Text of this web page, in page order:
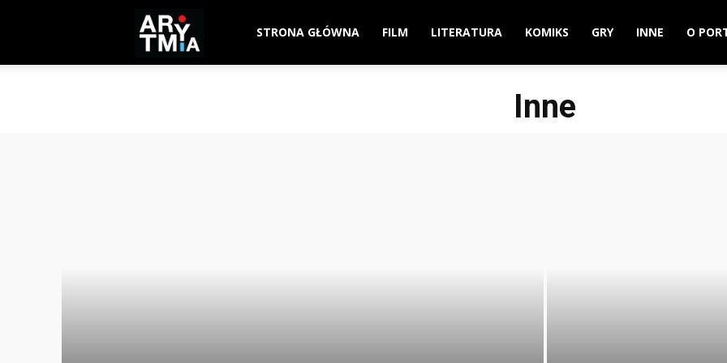
arytmia.eu
STRONA GŁÓWNA FILM LITERATURA KOMIKS GRY INNE O
Inne